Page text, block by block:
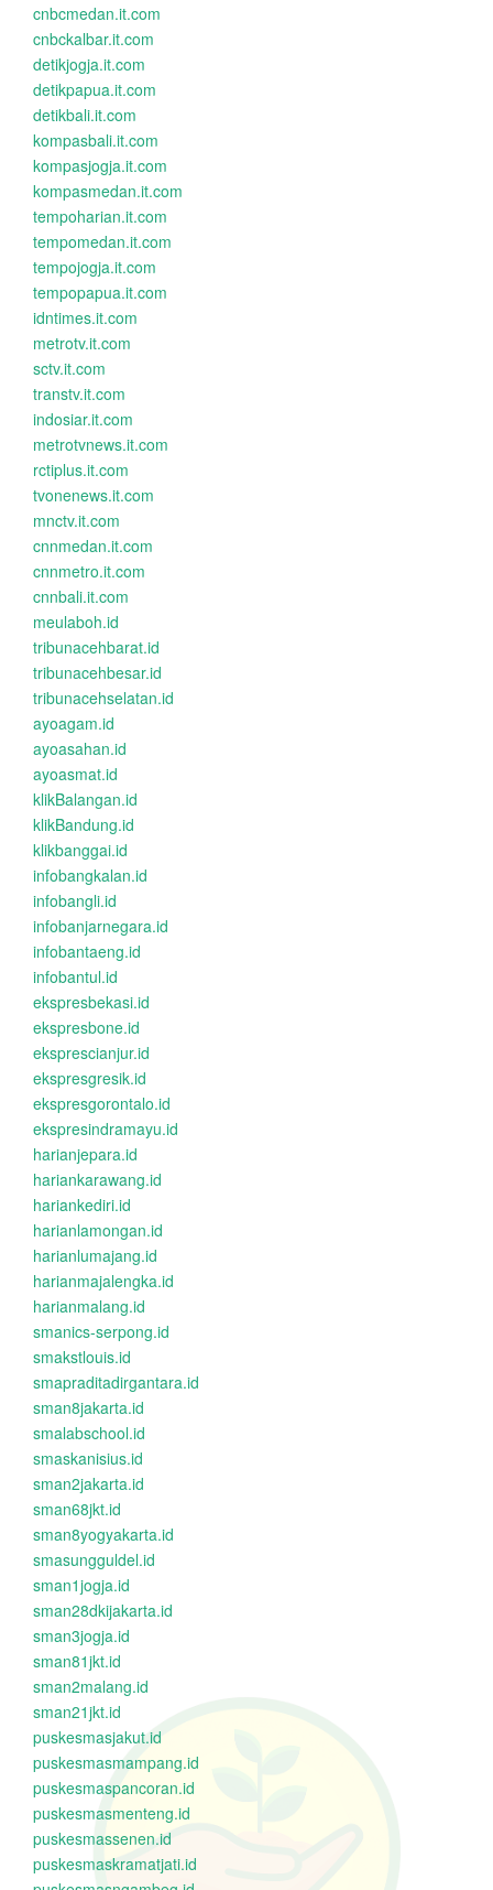
cnbcmedan.it.com
cnbckalbar.it.com
detikjogja.it.com
detikpapua.it.com
detikbali.it.com
kompasbali.it.com
kompasjogja.it.com
kompasmedan.it.com
tempoharian.it.com
tempomedan.it.com
tempojogja.it.com
tempopapua.it.com
idntimes.it.com
metrotv.it.com
sctv.it.com
transtv.it.com
indosiar.it.com
metrotvnews.it.com
rctiplus.it.com
tvonenews.it.com
mnctv.it.com
cnnmedan.it.com
cnnmetro.it.com
cnnbali.it.com
meulaboh.id
tribunacehbarat.id
tribunacehbesar.id
tribunacehselatan.id
ayoagam.id
ayoasahan.id
ayoasmat.id
klikBalangan.id
klikBandung.id
klikbanggai.id
infobangkalan.id
infobangli.id
infobanjarnegara.id
infobantaeng.id
infobantul.id
ekspresbekasi.id
ekspresbone.id
eksprescianjur.id
ekspresgresik.id
ekspresgorontalo.id
ekspresindramayu.id
harianjepara.id
hariankarawang.id
hariankediri.id
harianlamongan.id
harianlumajang.id
harianmajalengka.id
harianmalang.id
smanics-serpong.id
smakstlouis.id
smapraditadirgantara.id
sman8jakarta.id
smalabschool.id
smaskanisius.id
sman2jakarta.id
sman68jkt.id
sman8yogyakarta.id
smasungguldel.id
sman1jogja.id
sman28dkijakarta.id
sman3jogja.id
sman81jkt.id
sman2malang.id
sman21jkt.id
puskesmasjakut.id
puskesmasmampang.id
puskesmaspancoran.id
puskesmasmenteng.id
puskesmassenen.id
puskesmaskramatjati.id